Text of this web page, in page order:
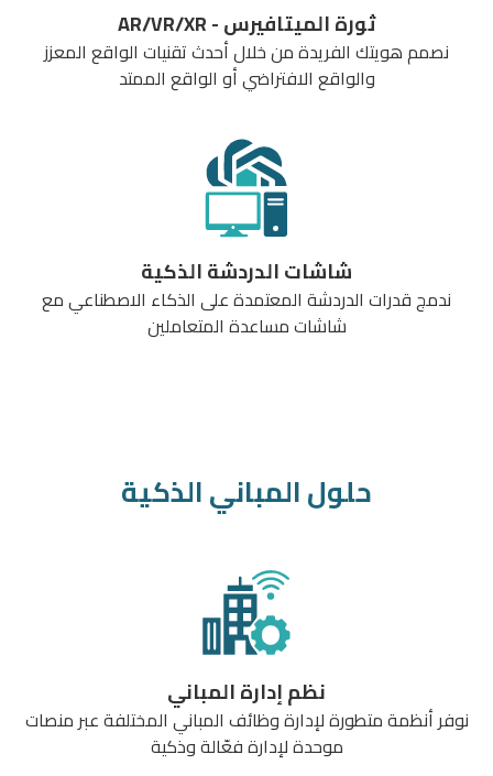
AR/VR/XR - ثورة الميتافيرس
نصمم هويتك الفريدة من خلال أحدث تقنيات الواقع المعزز
والواقع الافتراضي أو الواقع الممتد
شاشات الدردشة الذكية
ندمج قدرات الدردشة المعتمدة على الذكاء الاصطناعي مع
شاشات مساعدة المتعاملين
حلول المباني الذكية
نظم إدارة المباني
نوفر أنظمة متطورة لإدارة وظائف المباني المختلفة عبر منصات
موحدة لإدارة فعّالة وذكية